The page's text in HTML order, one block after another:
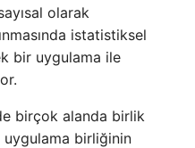
olarak
istatistiksel
bir uygulama ile
birçok alanda birlik
uygulama birliğinin